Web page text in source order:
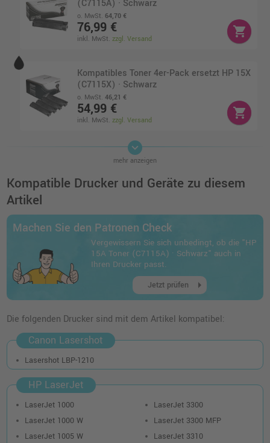
(C7115A) · Schwarz
o. MwSt. 64,70 €
76,99 €
inkl. MwSt.zzgl. Versand
shopping_cart
Kompatibles Toner 4er-Pack ersetzt HP 15X
(C7115X) · Schwarz
o. MwSt.46,21 €
54,99 €
inkl. MwSt.zzgl. Versand
shopping_cart
Kompatibles Toner 4er-Pack ersetzt HP 15A
(C7115A) · Schwarz
o. MwSt.
276,98 €
schwarz
o. MwSt. 12,60 €
14,99 €
inkl. MwSt. zzgl. Versand
HP 15X Toner (C7115X) · Schwarz
21,99 € shopping_cart
keyboard_arrow_down
mehr anzeigen
Kompatible Drucker und Geräte zu diesem
Artikel
Machen Sie den Patronen Check
Vergewissern Sie sich unbedingt, ob die "HP
15A Toner (C7115A) · Schwarz" auch in
Ihren Drucker passt.
Jetzt prüfen arrow_right
Die folgenden Drucker sind mit dem Artikel kompatibel:
Canon Lasershot
Lasershot LBP-1210
HP LaserJet
LaserJet 1000
LaserJet 1000 W
LaserJet 1005 W
LaserJet 3300
LaserJet 3300 MFP
LaserJet 3310